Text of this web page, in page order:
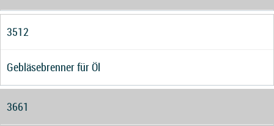
3512
Gebläsebrenner für Öl
3661